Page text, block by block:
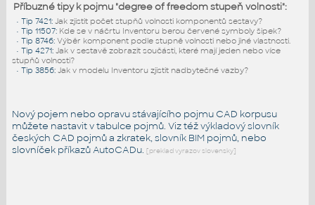
Příbuzné tipy k pojmu "degree of freedom stupeň volnosti":
• Tip 7421: Jak zjistit počet stupňů volnosti komponentů sestavy?
• Tip 11507: Kde se v náčrtu Inventoru berou červené symboly šipek?
• Tip 8746: Výběr komponent podle stupně volnosti nebo jiné vlastnosti.
• Tip 4271: Jak v sestavě zobrazit součásti, které mají jeden nebo více
stupňů volnosti?
• Tip 3856: Jak v modelu Inventoru zjistit nadbytečné vazby?
Nový pojem nebo opravu stávajícího pojmu CAD korpusu
můžete nastavit v tabulce pojmů. Viz téžvýkladový slovník
českých CAD pojmů a zkratek,slovník BIM pojmů, nebo
slovníček příkazů AutoCADu. [preklad vyrazov slovensky]